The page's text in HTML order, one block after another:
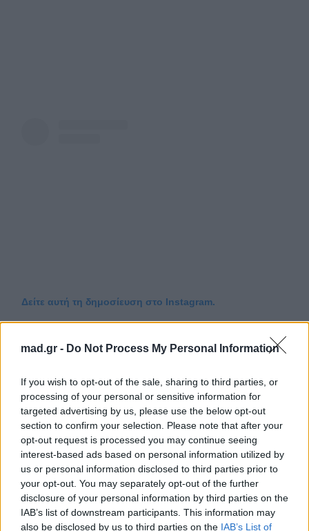
mad.gr - Do Not Process My Personal Information
If you wish to opt-out of the sale, sharing to third parties, or
processing of your personal or sensitive information for
targeted advertising by us, please use the below opt-out
section to confirm your selection. Please note that after your
opt-out request is processed you may continue seeing
interest-based ads based on personal information utilized by
us or personal information disclosed to third parties prior to
your opt-out. You may separately opt-out of the further
disclosure of your personal information by third parties on the
IAB’s list of downstream participants. This information may
also be disclosed by us to third parties on the IAB’s List of
Δείτε αυτή τη δημοσίευση στο Instagram.